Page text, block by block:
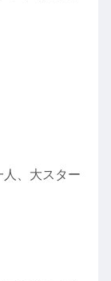
、大スター